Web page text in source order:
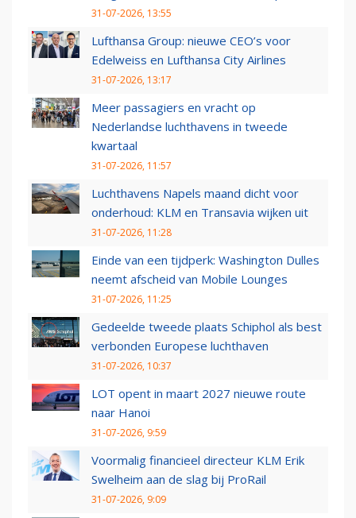
31-07-2026, 13:55
Lufthansa Group: nieuwe CEO’s voor
Edelweiss en Lufthansa City Airlines
31-07-2026, 13:17
Meer passagiers en vracht op
Nederlandse luchthavens in tweede
kwartaal
31-07-2026, 11:57
Luchthavens Napels maand dicht voor
onderhoud: KLM en Transavia wijken uit
31-07-2026, 11:28
Einde van een tijdperk: Washington Dulles
neemt afscheid van Mobile Lounges
31-07-2026, 11:25
Gedeelde tweede plaats Schiphol als best
verbonden Europese luchthaven
31-07-2026, 10:37
LOT opent in maart 2027 nieuwe route
naar Hanoi
31-07-2026, 9:59
Voormalig financieel directeur KLM Erik
Swelheim aan de slag bij ProRail
31-07-2026, 9:09